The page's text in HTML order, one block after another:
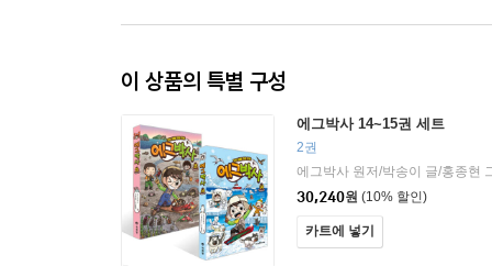
이 상품의 특별 구성
에그박사 14~15권 세트
2권
에그박사 원저/박송이 글/홍종현
30,240원 (10% 할인)
카트에 넣기